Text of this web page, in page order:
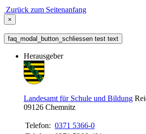
Zurück zum Seitenanfang
×
faq_modal_button_schliessen test text
Herausgeber
Landesamt für Schule und Bildung
09126 Chemnitz
Telefon: 0371 5366-0